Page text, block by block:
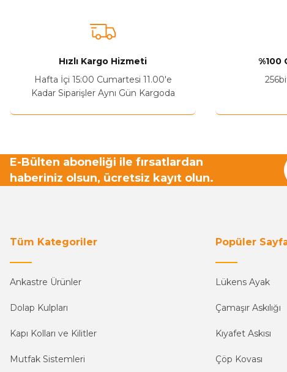
Hızlı Kargo Hizmeti
Hafta İçi 15:00 Cumartesi 11.00'e
Kadar Siparişler Aynı Gün Kargoda
%100
E-Bülten aboneliği ile fırsatlardan
haberiniz olsun, ücretsiz kayıt olun.
Tüm Kategoriler
Ankastre Ürünler
Dolap Kulpları
Kapı Kolları ve Kilitler
Mutfak Sistemleri
Popüler
Lükens Ayak
Çamaşır Askılığı
Kıyafet Askısı
Çöp Kovası